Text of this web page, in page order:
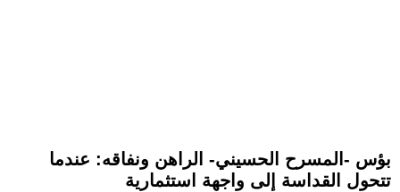
بؤس -المسرح الحسيني- الراهن ونفاقه: عندما
تتحول القداسة إلى واجهة استثمارية